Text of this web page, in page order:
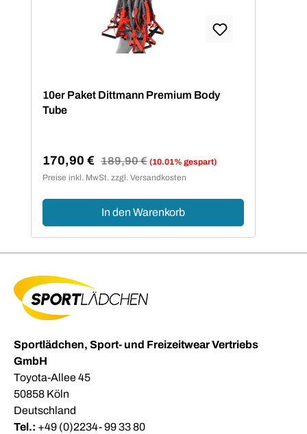
10er Paket Dittmann Premium Body
Tube
Verkaufspreis:
170,90 € Regulärer Preis:
189,90 € (10.01% gespart)
Preise inkl. MwSt. zzgl. Versandkosten
In den Warenkorb
Sportlädchen, Sport- und Freizeitwear Vertriebs
GmbH
Toyota-Allee 45
50858 Köln
Deutschland
Tel.: +49 (0)2234- 99 33 80